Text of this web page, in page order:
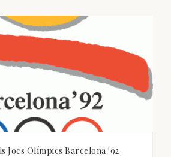
Jocs Olímpics Barcelona '92